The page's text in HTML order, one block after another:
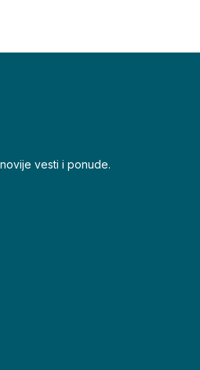
vesti i ponude.